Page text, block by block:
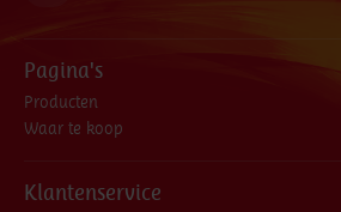
Pagina's
Producten
Waar te koop
Klantenservice